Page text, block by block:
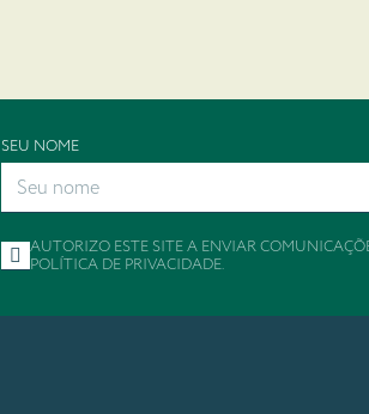
SEU NOME
AUTORIZO ESTE SITE A ENVIAR
POLÍTICA DE PRIVACIDADE.